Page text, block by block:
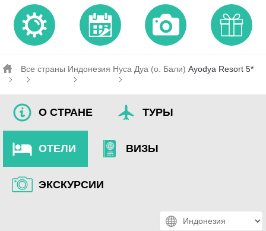
смотреть на карте
МИНСК
Турагентство Coral Travel
ул. Притыцкого 156/1 пом.37
ул. Скрыганова 4б пом.487
Все страны Индонезия Нуса Дуа (о. Бали) Ayodya Resort 5*
О СТРАНЕ ТУРЫ
ОТЕЛИ ВИЗЫ
ЭКСКУРСИИ